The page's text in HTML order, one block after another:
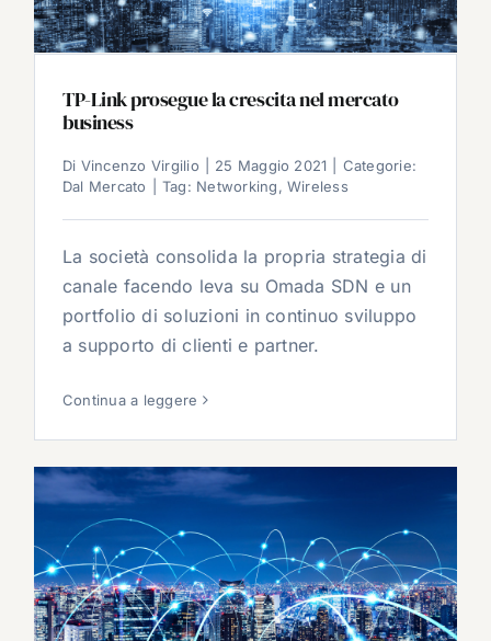
TP-Link prosegue la crescita nel mercato
business
Di Vincenzo Virgilio 25 Maggio 2021
Categorie:
Dal Mercato
Tag: Networking, Wireless
La società consolida la propria strategia di
canale facendo leva su Omada SDN e un
portfolio di soluzioni in continuo sviluppo
a supporto di clienti e partner.
Continua a leggere